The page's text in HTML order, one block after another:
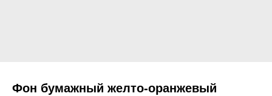
Фон бумажный желто-оранжевый